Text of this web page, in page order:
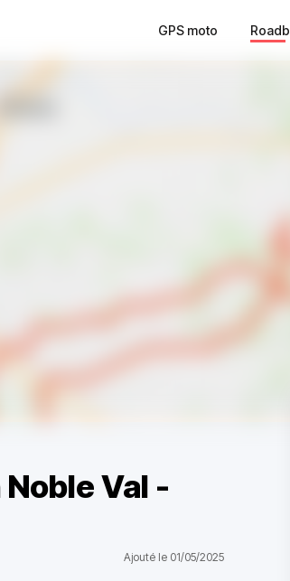
GPS moto
Val -
Ajouté le 01/05/2025